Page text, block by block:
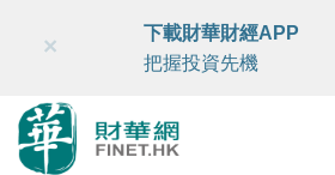
財華智庫網 FINTV FINMETA
×
下載財華財經APP
把握投資先機